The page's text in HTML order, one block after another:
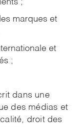
;
marques et
et
;
dans une
des médias et
droit des